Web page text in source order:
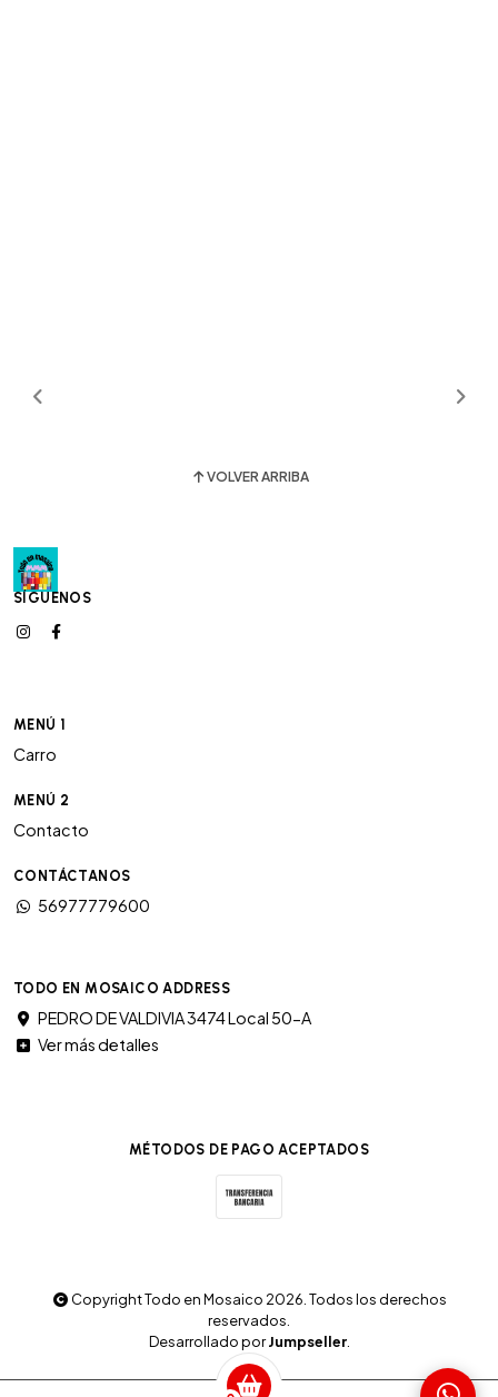
VOLVER ARRIBA
SÍGUENOS
MENÚ 1
Carro
MENÚ 2
Contacto
CONTÁCTANOS
56977779600
TODO EN MOSAICO ADDRESS
PEDRO DE VALDIVIA 3474 Local 50-A
Ver más detalles
MÉTODOS DE PAGO ACEPTADOS
Copyright Todo en Mosaico 2026. Todos los derechos
reservados.
Desarrollado porJumpseller.